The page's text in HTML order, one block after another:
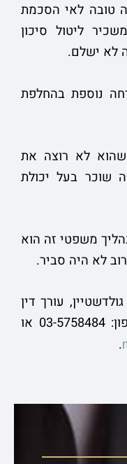
טובה לאי הסכמת
ליטול סיכון
לא ישלם.
נוספת בהחלפת
לא רוצה את
שוכר בעל יכולת
משפטי זה הוא
לא היה סביר.
עורך דין
מקרקעין ונוטריון התקשרו לטלפון: 03-5758484 או
.